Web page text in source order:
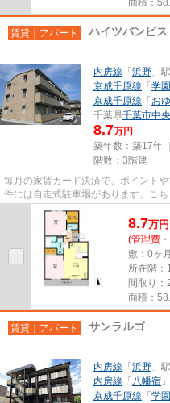
面積：
賃貸｜アパート ハイツバンビス
内房線 「 浜野 」
京成千原線 「 学
京成千原線 「 お
千葉県千葉市中
8.7万円
築年数：築17年
階数：3階建
毎月の家賃カード決済で、ポイント
件には自走式駐車場があります。こ
ただきたい、「ハイツバンビ...
8.7万円
(管理費
敷：0ヶ
所在階：
間取り：
面積：
賃貸｜アパート サンラルゴ
内房線 「 浜野 」
内房線 「 八幡宿
京成千原線 「 学